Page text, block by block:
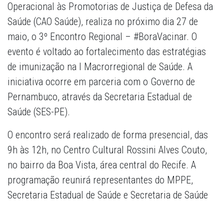
Operacional às Promotorias de Justiça de Defesa da
Saúde (CAO Saúde), realiza no próximo dia 27 de
maio, o 3º Encontro Regional – #BoraVacinar. O
evento é voltado ao fortalecimento das estratégias
de imunização na I Macrorregional de Saúde. A
iniciativa ocorre em parceria com o Governo de
Pernambuco, através da Secretaria Estadual de
Saúde (SES-PE).
O encontro será realizado de forma presencial, das
9h às 12h, no Centro Cultural Rossini Alves Couto,
no bairro da Boa Vista, área central do Recife. A
programação reunirá representantes do MPPE,
Secretaria Estadual de Saúde e Secretaria de Saúde